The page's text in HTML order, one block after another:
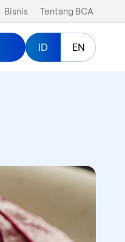
Bisnis Tentang BCA
ID EN